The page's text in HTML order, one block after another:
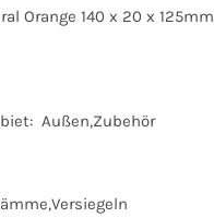
Orange 140 x 20 x 125mm
Außen,Zubehör